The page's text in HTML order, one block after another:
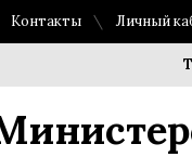
Контакты Личный